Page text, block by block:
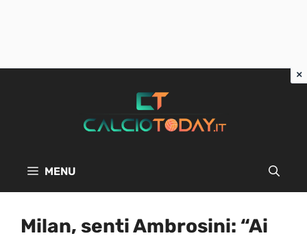
MENU
Milan, senti Ambrosini: “Ai